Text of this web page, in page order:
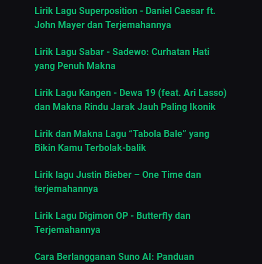
Lirik Lagu Superposition - Daniel Caesar ft.
John Mayer dan Terjemahannya
Lirik Lagu Sabar - Sadewo: Curhatan Hati
yang Penuh Makna
Lirik Lagu Kangen - Dewa 19 (feat. Ari Lasso)
dan Makna Rindu Jarak Jauh Paling Ikonik
Lirik dan Makna Lagu “Tabola Bale” yang
Bikin Kamu Terbolak-balik
Lirik lagu Justin Bieber – One Time dan
terjemahannya
Lirik Lagu Digimon OP - Butterfly dan
Terjemahannya
Cara Berlangganan Suno AI: Panduan